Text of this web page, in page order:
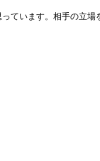
います。相手の立